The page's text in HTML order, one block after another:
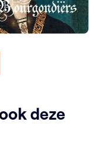
deze